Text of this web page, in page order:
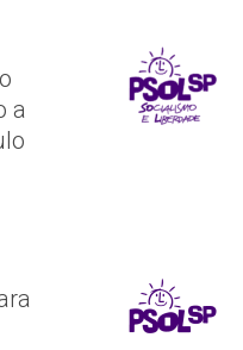
a